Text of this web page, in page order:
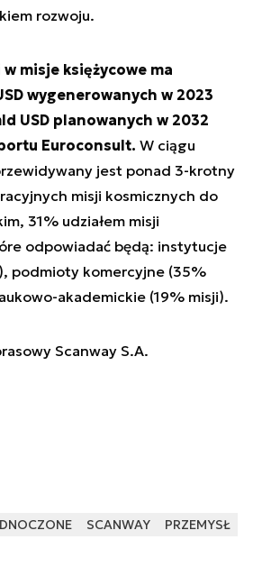
rozwoju.
misje księżycowe ma
wygenerowanych w 2023
USD planowanych w 2032
Euroconsult. W ciągu
jest ponad 3-krotny
misji kosmicznych do
31% udziałem misji
odpowiadać będą: instytucje
podmioty komercyjne (35%
akademickie (19% misji).
Scanway S.A.
SCANWAY PRZEMYSŁ